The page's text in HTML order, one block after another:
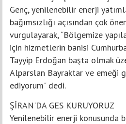
Genç, yenilenebilir enerji
bağımsızlığı açısından çok
vurgulayarak, “Bölgemize
için hizmetlerin banisi
Tayyip Erdoğan başta olmak
Alparslan Bayraktar ve emeği
ediyorum" dedi.
ŞİRAN'DA GES KURUYORUZ
Yenilenebilir enerji konusunda